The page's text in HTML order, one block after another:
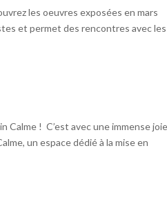
les oeuvres exposées en mars
et permet des rencontres avec les
Calme ! C’est avec une immense
un espace dédié à la mise en